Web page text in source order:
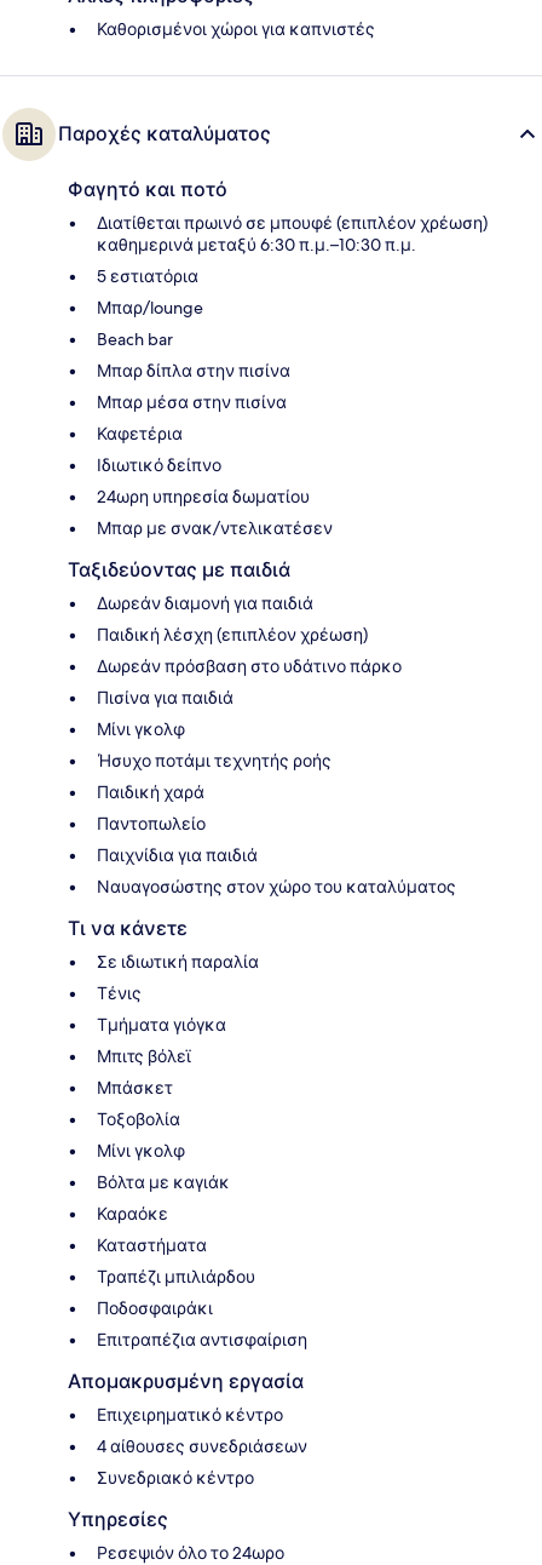
Καθορισμένοι χώροι για καπνιστές
Παροχές καταλύματος
Φαγητό και ποτό
Διατίθεται πρωινό σε μπουφέ (επιπλέον χρέωση)
καθημερινά μεταξύ 6:30 π.μ.–10:30 π.μ.
5 εστιατόρια
Μπαρ/lounge
Beach bar
Μπαρ δίπλα στην πισίνα
Μπαρ μέσα στην πισίνα
Καφετέρια
Ιδιωτικό δείπνο
24ωρη υπηρεσία δωματίου
Μπαρ με σνακ/ντελικατέσεν
Ταξιδεύοντας με παιδιά
Δωρεάν διαμονή για παιδιά
Παιδική λέσχη (επιπλέον χρέωση)
Δωρεάν πρόσβαση στο υδάτινο πάρκο
Πισίνα για παιδιά
Μίνι γκολφ
Ήσυχο ποτάμι τεχνητής ροής
Παιδική χαρά
Παντοπωλείο
Παιχνίδια για παιδιά
Ναυαγοσώστης στον χώρο του καταλύματος
Τι να κάνετε
Σε ιδιωτική παραλία
Τένις
Τμήματα γιόγκα
Μπιτς βόλεϊ
Μπάσκετ
Τοξοβολία
Μίνι γκολφ
Βόλτα με καγιάκ
Καραόκε
Καταστήματα
Τραπέζι μπιλιάρδου
Ποδοσφαιράκι
Επιτραπέζια αντισφαίριση
Απομακρυσμένη εργασία
Επιχειρηματικό κέντρο
4 αίθουσες συνεδριάσεων
Συνεδριακό κέντρο
Υπηρεσίες
Ρεσεψιόν όλο το 24ωρο